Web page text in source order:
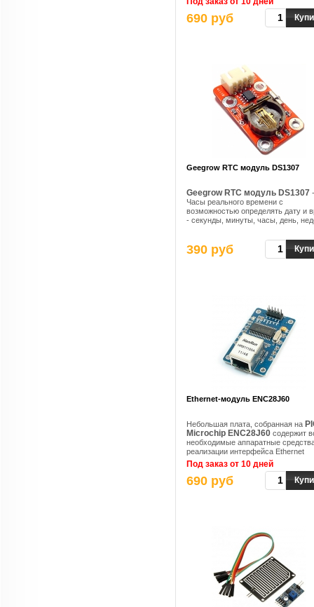
микроконтроллеру из серий
8051, AVR, PIC, DSP, ARM, MSP430
690 руб
Geegrow RTC модуль DS1307
Geegrow RTC модуль DS1307 -
Часы реального времени с
возможностью определять дату и
- секунды, минуты, часы, день,
390 руб
Ethernet-модуль ENC28J60
Небольшая плата, собранная на
Microchip ENC28J60 содержит
необходимые аппаратные
реализации интерфейса Ethernet
Под заказ от 10 дней
690 руб